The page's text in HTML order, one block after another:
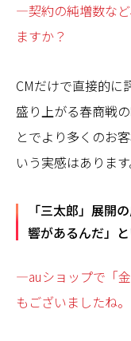
—契約の純増数な
ますか？
CMだけで直接的に
盛り上がる春商戦
とでより多くのお
いう実感はあります
「三太郎」展開
響があるんだ」
—auショップで「
もございましたね。